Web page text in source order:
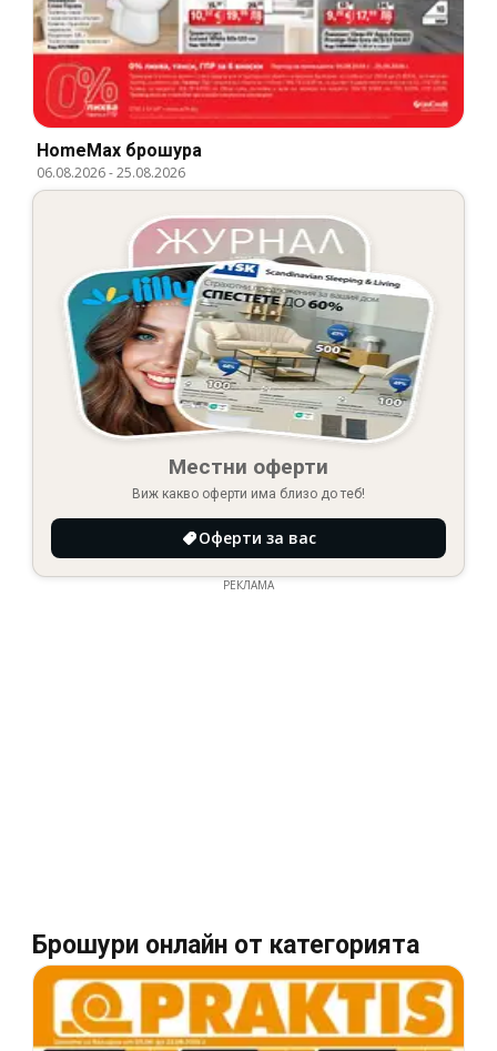
HomeMax брошура
06.08.2026-25.08.2026
Местни оферти
Виж какво оферти има близо до теб!
Оферти за вас
РЕКЛАМА
Брошури онлайн от категорията